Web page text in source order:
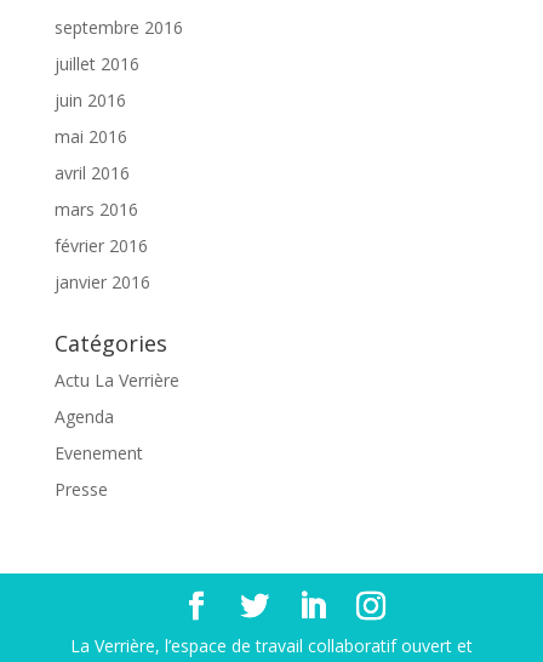
septembre 2016
juillet 2016
juin 2016
mai 2016
avril 2016
mars 2016
février 2016
janvier 2016
Catégories
Actu La Verrière
Agenda
Evenement
Presse
La Verrière, l’espace de travail collaboratif ouvert et